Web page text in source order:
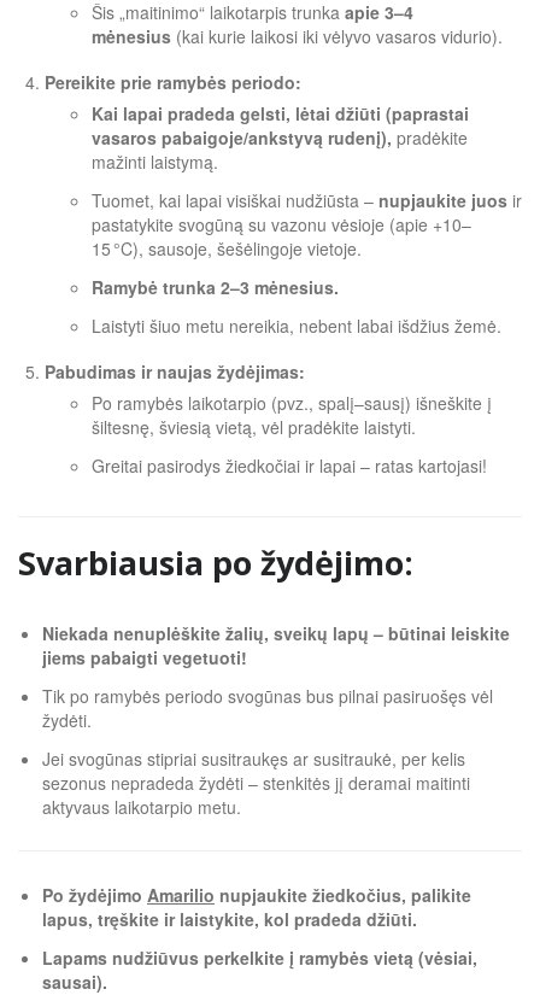
Šis „maitinimo“ laikotarpis trunka apie 3–4
mėnesius(kai kurie laikosi iki vėlyvo vasaros vidurio).
Pereikite prie ramybės periodo:
Kai lapai pradeda gelsti, lėtai džiūti (paprastai
vasaros pabaigoje/ankstyvą rudenį), pradėkite
mažinti laistymą.
Tuomet, kai lapai visiškai nudžiūsta – nupjaukite juosir
pastatykite svogūną su vazonu vėsioje (apie +10–
15 °C), sausoje, šešėlingoje vietoje.
Ramybė trunka 2–3 mėnesius.
Laistyti šiuo metu nereikia, nebent labai išdžius žemė.
Pabudimas ir naujas žydėjimas:
Po ramybės laikotarpio (pvz., spalį–sausį) išneškite į
šiltesnę, šviesią vietą, vėl pradėkite laistyti.
Greitai pasirodys žiedkočiai ir lapai – ratas kartojasi!
Svarbiausia po žydėjimo:
Niekada nenuplėškite žalių, sveikų lapų – būtinai leiskite
jiems pabaigti vegetuoti!
Tik po ramybės periodo svogūnas bus pilnai pasiruošęs vėl
žydėti.
Jei svogūnas stipriai susitraukęs ar susitraukė, per kelis
sezonus nepradeda žydėti – stenkitės jį deramai maitinti
aktyvaus laikotarpio metu.
Po žydėjimo Amarilio nupjaukite žiedkočius, palikite
lapus, tręškite ir laistykite, kol pradeda džiūti.
Lapams nudžiūvus perkelkite į ramybės vietą (vėsiai,
sausai).